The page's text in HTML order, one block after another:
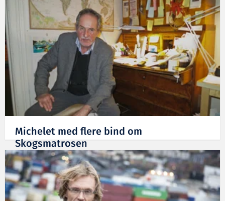
Michelet med flere bind om
Skogsmatrosen
31.07.2014